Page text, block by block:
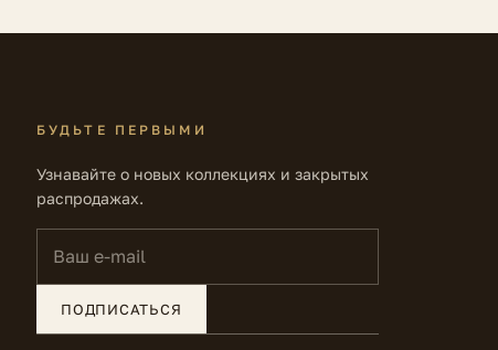
БУДЬТЕ ПЕРВЫМИ
Узнавайте о новых коллекциях и закрытых
распродажах.
ПОДПИСАТЬСЯ